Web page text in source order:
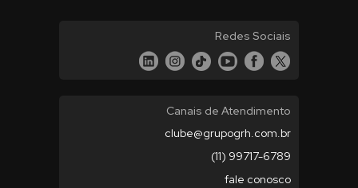
Redes Sociais
Canais de Atendimento
clube@grupogrh.com.br
(11) 99717-6789
fale conosco